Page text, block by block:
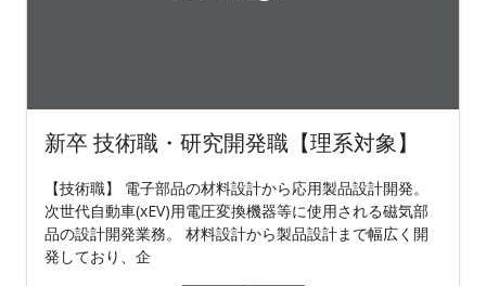
新卒 技術職・研究開発職【理系対象】
【技術職】 電子部品の材料設計から応用製品設計開発。
次世代自動車(xEV)用電圧変換機器等に使用される磁気部
品の設計開発業務。 材料設計から製品設計まで幅広く開
発しており、企